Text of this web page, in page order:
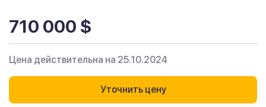
710 000 $
Цена действительна на 25.10.2024
Уточнить цену